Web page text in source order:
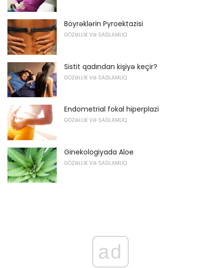
Böyrəklərin Pyroektazisi
GÖZƏLLIK VƏ SAĞLAMLIQ
Sistit qadından kişiyə keçir?
GÖZƏLLIK VƏ SAĞLAMLIQ
Endometrial fokal hiperplazi
GÖZƏLLIK VƏ SAĞLAMLIQ
Ginekologiyada Aloe
GÖZƏLLIK VƏ SAĞLAMLIQ
ad